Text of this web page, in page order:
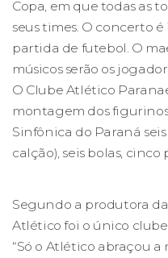
Copa, em que todas as
seus times. O concerto
partida de futebol. O
músicos serão os
O Clube Atlético
montagem dos
Sinfônica do Paraná
calção), seis bolas,
Segundo a produtora da
Atlético foi o único
“Só o Atlético abraçou a